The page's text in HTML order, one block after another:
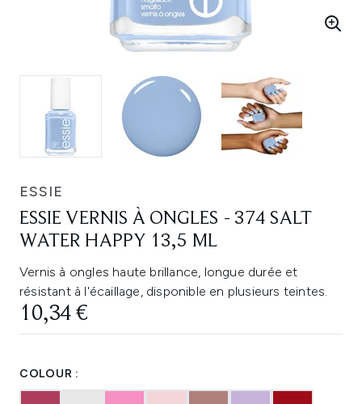
ESSIE
ESSIE VERNIS À ONGLES - 374 SALT
WATER HAPPY 13,5 ML
Vernis à ongles haute brillance, longue durée et
résistant à l'écaillage, disponible en plusieurs teintes.
10,34 €
COLOUR :